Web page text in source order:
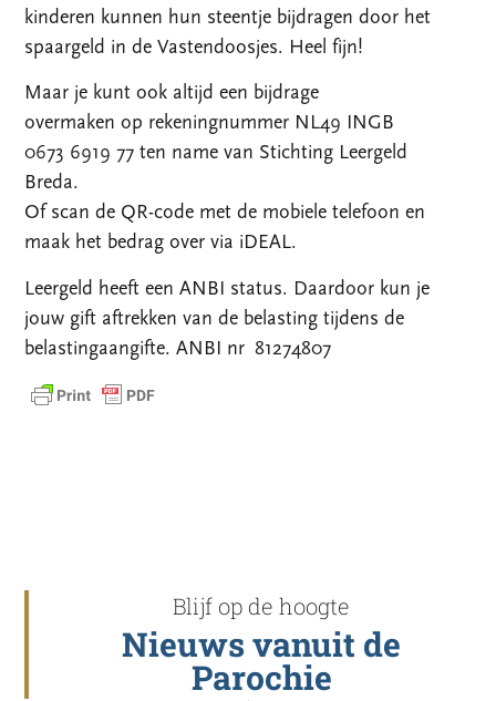
kinderen kunnen hun steentje bijdragen door het
spaargeld in de Vastendoosjes. Heel fijn!
Maar je kunt ook altijd een bijdrage
overmaken op rekeningnummer NL49 INGB
0673 6919 77 ten name van Stichting Leergeld
Breda.
Of scan de QR-code met de mobiele telefoon en
maak het bedrag over via iDEAL.
Leergeld heeft een ANBI status. Daardoor kun je
jouw gift aftrekken van de belasting tijdens de
belastingaangifte. ANBI nr 81274807
Blijf op de hoogte
Nieuws vanuit de
Parochie